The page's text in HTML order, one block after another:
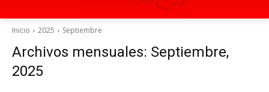
Inicio 2025 Septiembre
Archivos mensuales: Septiembre,
2025